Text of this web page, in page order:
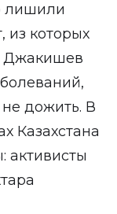
лишили
из которых
Джакишев
дожить. В
Казахстана
активисты